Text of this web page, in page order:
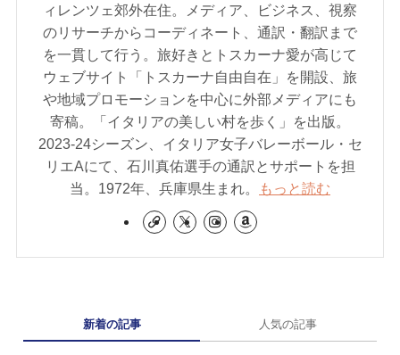
ィレンツェ郊外在住。メディア、ビジネス、視察
のリサーチからコーディネート、通訳・翻訳まで
を一貫して行う。旅好きとトスカーナ愛が高じて
ウェブサイト「トスカーナ自由自在」を開設、旅
や地域プロモーションを中心に外部メディアにも
寄稿。「イタリアの美しい村を歩く」を出版。
2023-24シーズン、イタリア女子バレーボール・セ
リエAにて、石川真佑選手の通訳とサポートを担
当。1972年、兵庫県生まれ。
もっと読む
新着の記事 人気の記事